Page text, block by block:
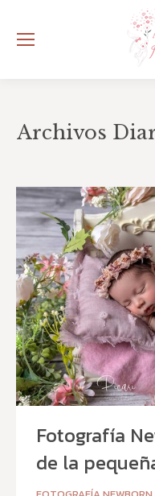
Archivos
Fotografía
de la